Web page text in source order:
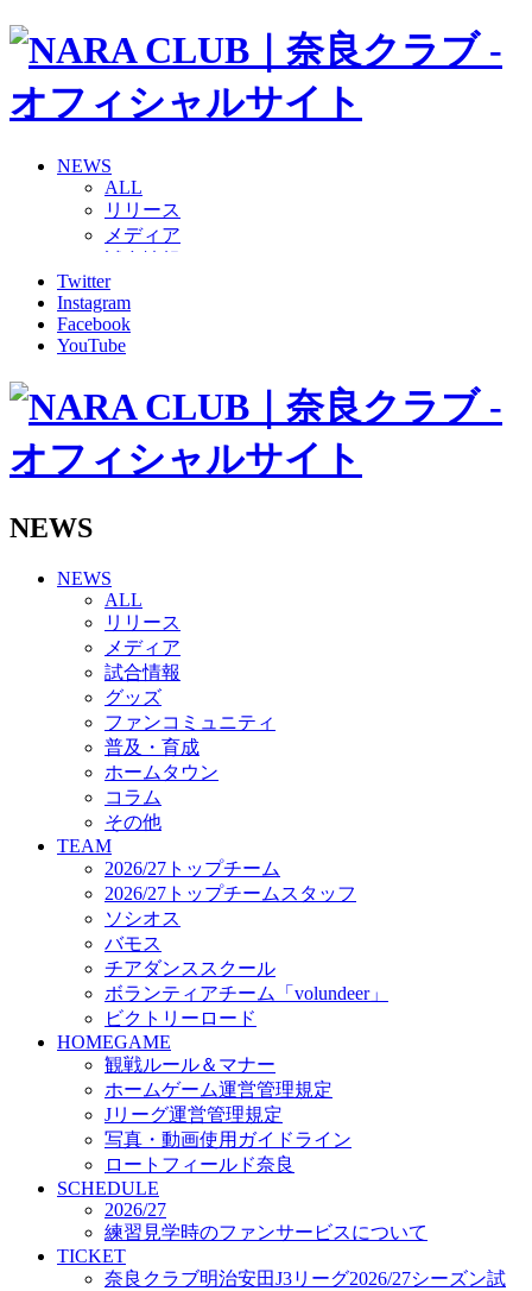
NEWS
ALL
リリース
メディア
グッズ
ファンコミュニティ
普及・育成
ホームタウン
その他
2026/27トップチーム
2026/27トップチームスタッフ
ボランティアチーム「volundeer」
ビクトリーロード
HOMEGAME
観戦ルール＆マナー
ホームゲーム運営管理規定
Jリーグ運営管理規定
写真・動画使用ガイドライン
ロートフィールド奈良
SCHEDULE
2026/27
練習見学時のファンサービスについて
TICKET
奈良クラブ明治安田J3リーグ2026/27シーズン試
合観戦チケット
奈良クラブ明治安田Ｊ3リーグ 2026/27シーズン
「鹿パス」
観戦ルール＆マナー
FANCOMMUNITY
2026/27ファンコミュニティ
サポートショップ
GOODS
オフィシャルストア（実店舗）
オンラインストア
ACADEMY
アカデミーについて
プロジェクト
コーチ&スタッフ
ジュニア
ジュニアユース
ユース
Twitter
Instagram
Facebook
YouTube
NEWS
NEWS
ALL
リリース
メディア
試合情報
グッズ
ファンコミュニティ
普及・育成
ホームタウン
コラム
その他
TEAM
2026/27トップチーム
2026/27トップチームスタッフ
ソシオス
バモス
チアダンススクール
ボランティアチーム「volundeer」
ビクトリーロード
HOMEGAME
観戦ルール＆マナー
ホームゲーム運営管理規定
Jリーグ運営管理規定
写真・動画使用ガイドライン
ロートフィールド奈良
SCHEDULE
2026/27
練習見学時のファンサービスについて
TICKET
奈良クラブ明治安田J3リーグ2026/27シーズン試